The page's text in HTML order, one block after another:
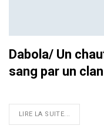
Dabola/ Un
sang par un
LIRE LA SUITE...